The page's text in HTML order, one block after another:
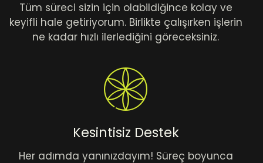
Tüm süreci sizin için olabildiğince kolay ve
keyifli hale getiriyorum. Birlikte çalışırken işlerin
ne kadar hızlı ilerlediğini göreceksiniz.
Kesintisiz Destek
Her adımda yanınızdayım! Süreç boyunca